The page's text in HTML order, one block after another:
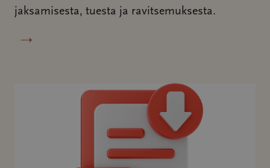
jaksamisesta, tuesta ja ravitsemuksesta.
→